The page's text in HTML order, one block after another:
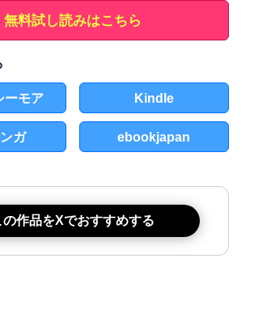
無料試し読みはこちら
ーモア Kindle
ガ ebookjapan
の作品をXでおすすめする